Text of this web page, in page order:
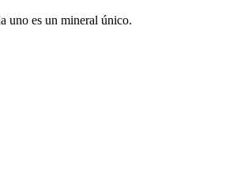
uno es un mineral único.